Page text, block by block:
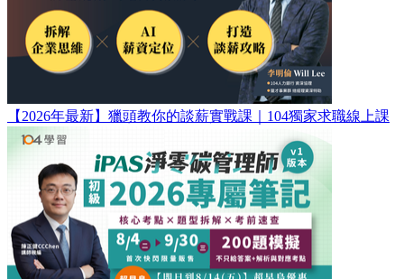
【2026年最新】獵頭教你的談薪實戰課｜104獨家求職線上課